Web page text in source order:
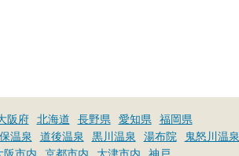
阪府 北海道 長野県 愛知県 福岡県
温泉 道後温泉 黒川温泉 湯布院 鬼怒川温泉
阪市内 京都市内 大津市内 神戸